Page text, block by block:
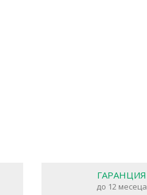
ГАРАНЦИЯ
до 12 месеца